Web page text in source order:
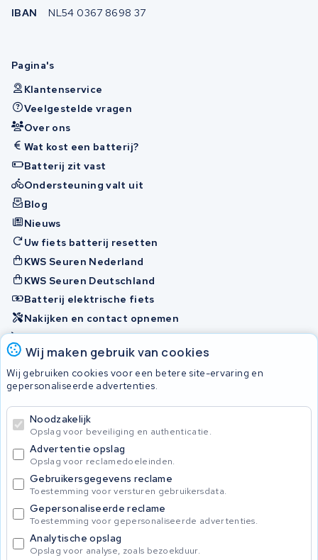
Wij maken gebruik van cookies
Wij gebruiken cookies voor een betere site-ervaring en
gepersonaliseerde advertenties.
Noodzakelijk
Opslag voor beveiliging en authenticatie.
Advertentie opslag
Opslag voor reclamedoeleinden.
Gebruikersgegevens reclame
Toestemming voor versturen gebruikersdata.
Gepersonaliseerde reclame
Toestemming voor gepersonaliseerde advertenties.
Analytische opslag
Opslag voor analyse, zoals bezoekduur.
IBAN
NL54 0367 8698 37
Pagina's
Klantenservice
Veelgestelde vragen
Over ons
Wat kost een batterij?
Batterij zit vast
Ondersteuning valt uit
Blog
Nieuws
Uw fiets batterij resetten
KWS Seuren Nederland
KWS Seuren Deutschland
Batterij elektrische fiets
Nakijken en contact opnemen
Onherstelbaar
Accu's
© 2026 KWS Seuren
Algemene voorwaarden
Privacy Policy